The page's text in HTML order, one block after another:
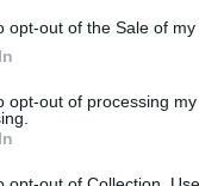
opt-out of the Sale of my
opt-out of processing